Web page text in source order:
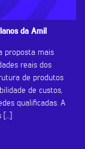
da Amil
proposta mais
reais dos
de produtos
de custos,
qualificadas. A